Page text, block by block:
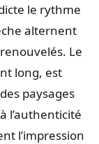
le rythme
alternent
Le
long, est
paysages
l’authenticité
l’impression